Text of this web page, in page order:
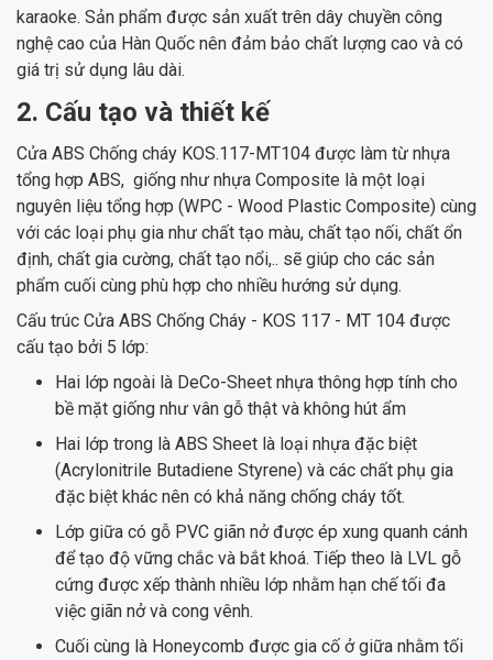
karaoke. Sản phẩm được sản xuất trên dây chuyền công
nghệ cao của Hàn Quốc nên đảm bảo chất lượng cao và có
giá trị sử dụng lâu dài.
2. Cấu tạo và thiết kế
Cửa ABS Chống cháy KOS.117-MT104 được làm từ nhựa
tổng hợp ABS, giống như nhựa Composite là một loại
nguyên liệu tổng hợp (WPC - Wood Plastic Composite) cùng
với các loại phụ gia như chất tạo màu, chất tạo nối, chất ổn
định, chất gia cường, chất tạo nổi,.. sẽ giúp cho các sản
phẩm cuối cùng phù hợp cho nhiều hướng sử dụng.
Cấu trúc Cửa ABS Chống Cháy - KOS 117 - MT 104 được
cấu tạo bởi 5 lớp:
Hai lớp ngoài là DeCo-Sheet nhựa thông hợp tính cho
bề mặt giống như vân gỗ thật và không hút ẩm
Hai lớp trong là ABS Sheet là loại nhựa đặc biệt
(Acrylonitrile Butadiene Styrene) và các chất phụ gia
đặc biệt khác nên có khả năng chống cháy tốt.
Lớp giữa có gỗ PVC giãn nở được ép xung quanh cánh
để tạo độ vững chắc và bắt khoá. Tiếp theo là LVL gỗ
cứng được xếp thành nhiều lớp nhằm hạn chế tối đa
việc giãn nở và cong vênh.
Cuối cùng là Honeycomb được gia cố ở giữa nhằm tối